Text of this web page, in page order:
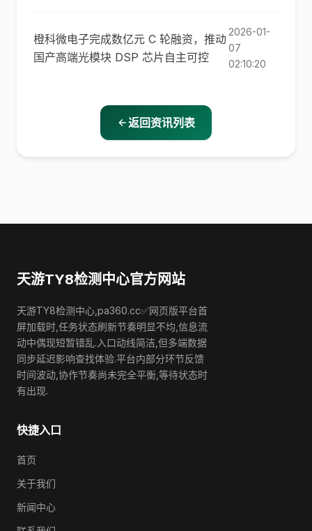
橙科微电子完成数亿元 C 轮融资，推动
国产高端光模块 DSP 芯片自主可控
2026-01-
07
02:10:20
返回资讯列表
天游TY8检测中心官方网站
天游TY8检测中心,pa360.cc✅网页版平台首
屏加载时,任务状态刷新节奏明显不均,信息流
动中偶现短暂错乱.入口动线简洁,但多端数据
同步延迟影响查找体验.平台内部分环节反馈
时间波动,协作节奏尚未完全平衡,等待状态时
有出现.
快捷入口
首页
关于我们
新闻中心